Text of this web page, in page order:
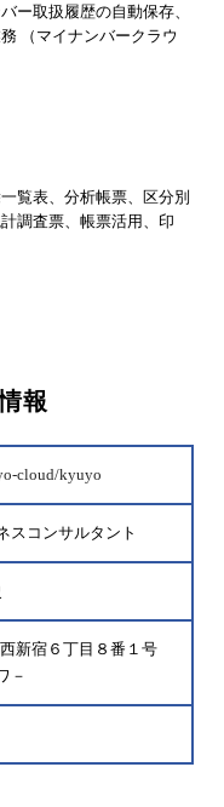
ー取扱履歴の自動保存、
（マイナンバークラウ
覧表、分析帳票、区分別
調査票、帳票活用、印
報
cloud/kyuyo
スコンサルタント
新宿６丁目８番１号
－